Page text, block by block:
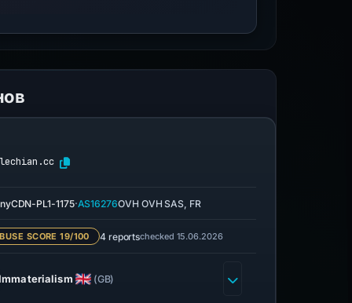
PL1-1175·AS16276OVH OVH SAS, FR
SCORE 19/100 4 reportschecked 15.06.2026
(GB)